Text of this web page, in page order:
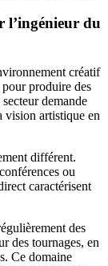
l’ingénieur du
créatif
produire des
demande
vision artistique en
différent.
ou
caractérisent
des
des tournages, en
Ce domaine